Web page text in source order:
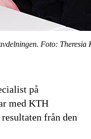
Foto: Theresia
på
med KTH
från den